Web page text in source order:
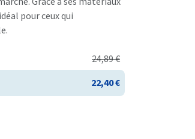
pour ceux qui
24,89€
22,40€